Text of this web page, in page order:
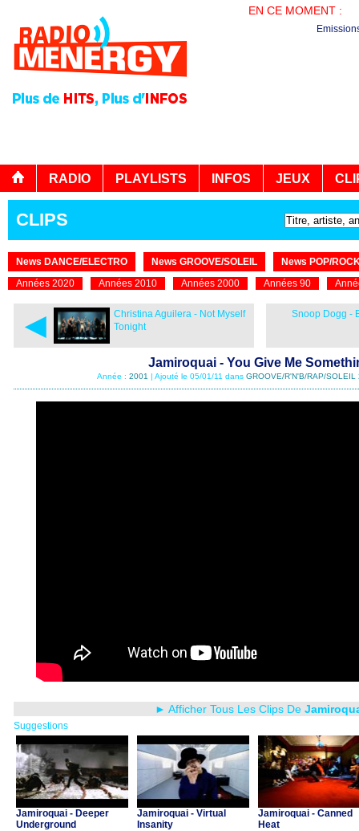
EN CE MOMENT :
RADIO PLAYLISTS INFOS JEUX
CLIPS
News DANCE/ELECTRO News GROOVE/SOLEIL
News POP/
Années 2020
Années 2010 Années 2000 Années 90
◄
Christina Aguilera - Not Myself
Tonight
Snoop Dogg -
Jamiroquai - You Give Me
Année : 2001 | Ajouté le 05/01/11 dans GROOVE/R'N'B/RAP/SOLEIL
► Afficher Tous Les Clips De
Suggestions
Jamiroquai - Deeper
Underground
Jamiroquai - Virtual
Insanity
Jamiroquai - Canned
Heat